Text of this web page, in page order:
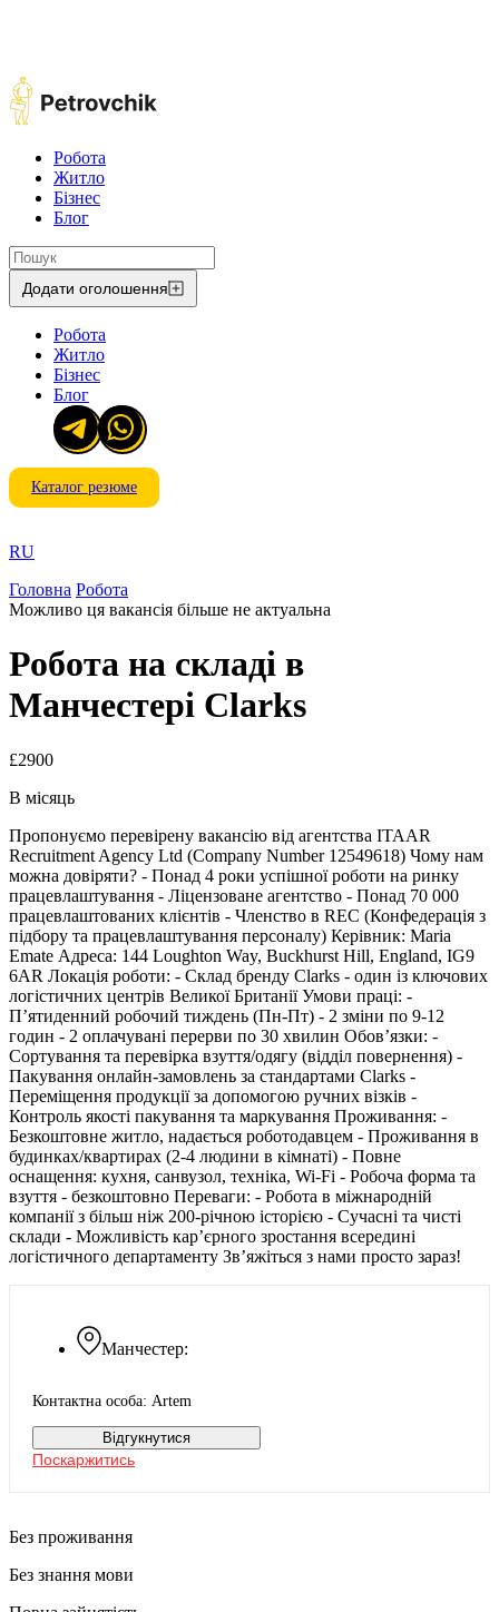
Робота
Житло
Бізнес
Блог
Додати оголошення
Робота
Житло
Бізнес
Блог
Каталог резюме
RU
Головна Робота
Можливо ця вакансія більше не актуальна
Робота на складі в
Манчестері Clarks
£2900
В місяць
Манчестер:
Контактна особа: Artem
Відгукнутися
Поскаржитись
Пропонуємо перевірену вакансію від агентства ITAAR
Recruitment Agency Ltd (Company Number 12549618) Чому нам
можна довіряти? - Понад 4 роки успішної роботи на ринку
працевлаштування - Ліцензоване агентство - Понад 70 000
працевлаштованих клієнтів - Членство в REC (Конфедерація з
підбору та працевлаштування персоналу) Керівник: Maria
Emate Адреса: 144 Loughton Way, Buckhurst Hill, England, IG9
6AR Локація роботи: - Склад бренду Clarks - один із ключових
логістичних центрів Великої Британії Умови праці: -
П’ятиденний робочий тиждень (Пн-Пт) - 2 зміни по 9-12
годин - 2 оплачувані перерви по 30 хвилин Обов’язки: -
Сортування та перевірка взуття/одягу (відділ повернення) -
Пакування онлайн-замовлень за стандартами Clarks -
Переміщення продукції за допомогою ручних візків -
Контроль якості пакування та маркування Проживання: -
Безкоштовне житло, надається роботодавцем - Проживання в
будинках/квартирах (2-4 людини в кімнаті) - Повне
оснащення: кухня, санвузол, техніка, Wi-Fi - Робоча форма та
взуття - безкоштовно Переваги: - Робота в міжнародній
компанії з більш ніж 200-річною історією - Сучасні та чисті
склади - Можливість кар’єрного зростання всередині
логістичного департаменту Зв’яжіться з нами просто зараз!
Без проживання
Без знання мови